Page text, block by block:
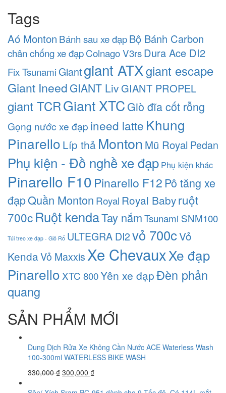
Tags
Aó Monton Bánh sau xe đạpBộ Bánh Carbon
chân chống xe đạpColnago V3rsDura Ace DI2
Fix Tsunami Giantgiant ATXgiant escape
Giant Ineed GIANT Liv GIANT PROPEL
giant TCRGiant XTCGiò đĩa cốt rỗng
Gọng nước xe đạp ineed latte Khung
Pinarello Líp thả Monton Mũ Royal Pedan
Phụ kiện - Đồ nghề xe đạp Phụ kiện khác
Pinarello F10 Pinarello F12 Pô tăng xe
đạpQuần Monton Royal Royal Babyruột
700cRuột kendaTay nắmTsunami SNM100
Túi treo xe đạp - Giỏ Rổ ULTEGRA DI2vỏ 700cVỏ
KendaVỏ Maxxis Xe ChevauxXe đạp
Pinarello XTC 800Yên xe đạpĐèn phản
quang
SẢN PHẨM MỚI
Dung Dịch Rửa Xe Không Cần Nước ACE Waterless Wash
100-300ml WATERLESS BIKE WASH
330,000₫ 300,000 ₫